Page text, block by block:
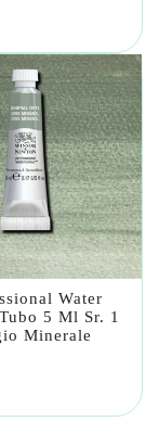
Water
5 Ml Sr. 1
Minerale